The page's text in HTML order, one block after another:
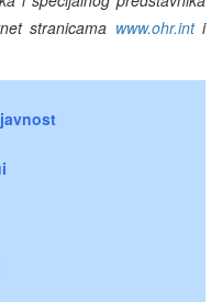
stranicama www.ohr.inti